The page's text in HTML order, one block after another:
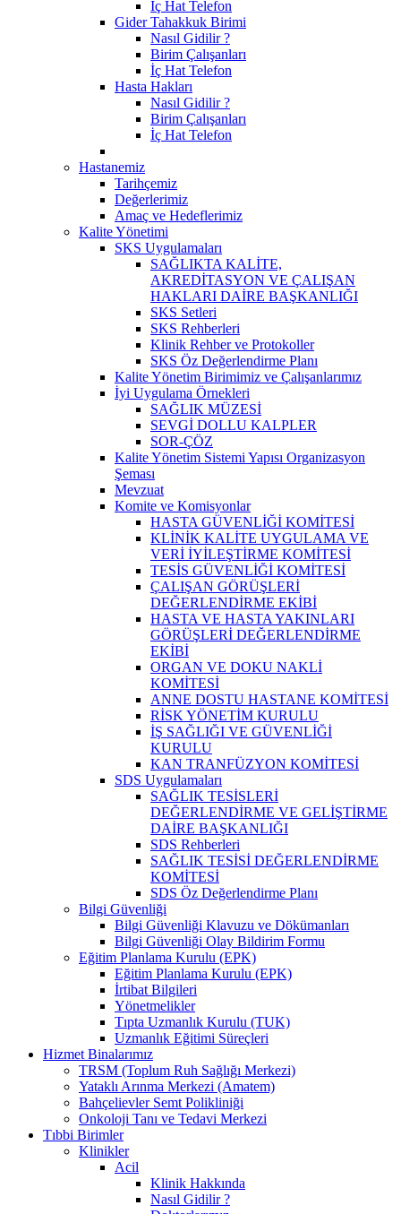
İç Hat Telefon
Gider Tahakkuk Birimi
Nasıl Gidilir ?
Birim Çalışanları
İç Hat Telefon
Hasta Hakları
Nasıl Gidilir ?
Birim Çalışanları
İç Hat Telefon
Hastanemiz
Tarihçemiz
Değerlerimiz
Amaç ve Hedeflerimiz
Kalite Yönetimi
SKS Uygulamaları
SAĞLIKTA KALİTE,
AKREDİTASYON VE ÇALIŞAN
HAKLARI DAİRE BAŞKANLIĞI
SKS Setleri
SKS Rehberleri
Klinik Rehber ve Protokoller
SKS Öz Değerlendirme Planı
Kalite Yönetim Birimimiz ve Çalışanlarımız
İyi Uygulama Örnekleri
SAĞLIK MÜZESİ
SEVGİ DOLLU KALPLER
SOR-ÇÖZ
Kalite Yönetim Sistemi Yapısı Organizasyon
Şeması
Mevzuat
Komite ve Komisyonlar
HASTA GÜVENLİĞİ KOMİTESİ
KLİNİK KALİTE UYGULAMA VE
VERİ İYİLEŞTİRME KOMİTESİ
TESİS GÜVENLİĞİ KOMİTESİ
ÇALIŞAN GÖRÜŞLERİ
DEĞERLENDİRME EKİBİ
HASTA VE HASTA YAKINLARI
GÖRÜŞLERİ DEĞERLENDİRME
EKİBİ
ORGAN VE DOKU NAKLİ
KOMİTESİ
ANNE DOSTU HASTANE KOMİTESİ
RİSK YÖNETİM KURULU
İŞ SAĞLIĞI VE GÜVENLİĞİ
KURULU
KAN TRANFÜZYON KOMİTESİ
SDS Uygulamaları
SAĞLIK TESİSLERİ
DEĞERLENDİRME VE GELİŞTİRME
DAİRE BAŞKANLIĞI
SDS Rehberleri
SAĞLIK TESİSİ DEĞERLENDİRME
KOMİTESİ
SDS Öz Değerlendirme Planı
Bilgi Güvenliği
Bilgi Güvenliği Klavuzu ve Dökümanları
Bilgi Güvenliği Olay Bildirim Formu
Eğitim Planlama Kurulu (EPK)
Eğitim Planlama Kurulu (EPK)
İrtibat Bilgileri
Yönetmelikler
Tıpta Uzmanlık Kurulu (TUK)
Uzmanlık Eğitimi Süreçleri
Hizmet Binalarımız
TRSM (Toplum Ruh Sağlığı Merkezi)
Yataklı Arınma Merkezi (Amatem)
Bahçelievler Semt Polikliniği
Onkoloji Tanı ve Tedavi Merkezi
Tıbbi Birimler
Klinikler
Acil
Klinik Hakkında
Nasıl Gidilir ?